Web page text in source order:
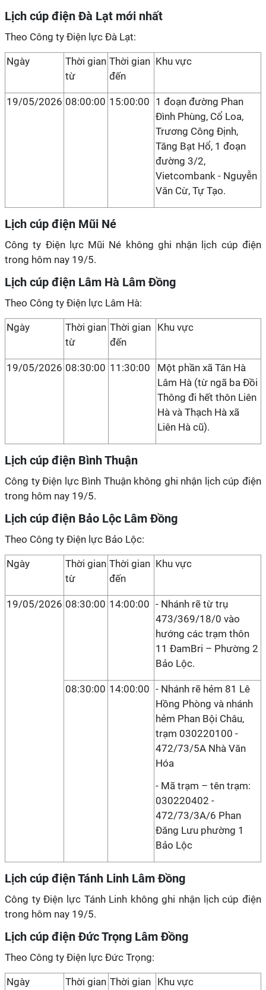
Lịch cúp điện Đà Lạt mới nhất
Theo Công ty Điện lực Đà Lạt:
Ngày
Thời gian
từ
Thời gian
đến
Khu vực
19/05/2026 08:00:00 15:00:00 1 đoạn đường Phan
Đình Phùng, Cổ Loa,
Trương Công Định,
Tăng Bạt Hổ, 1 đoạn
đường 3/2,
Vietcombank - Nguyễn
Văn Cừ, Tự Tạo.
Lịch cúp điện Mũi Né
Công ty Điện lực Mũi Né không ghi nhận lịch cúp điện
trong hôm nay 19/5.
Lịch cúp điện Lâm Hà Lâm Đồng
Theo Công ty Điện lực Lâm Hà:
Ngày
Thời gian
từ
Thời gian
đến
Khu vực
19/05/2026 08:30:00 11:30:00
Một phần xã Tân Hà
Lâm Hà (từ ngã ba Đồi
Thông đi hết thôn Liên
Hà và Thạch Hà xã
Liên Hà cũ).
Lịch cúp điện Bình Thuận
Công ty Điện lực Bình Thuận không ghi nhận lịch cúp điện
trong hôm nay 19/5.
Lịch cúp điện Bảo Lộc Lâm Đồng
Theo Công ty Điện lực Bảo Lộc:
Ngày
Thời gian
từ
Thời gian
đến
Khu vực
19/05/2026 08:30:00 14:00:00 - Nhánh rẽ từ trụ
473/369/18/0 vào
hướng các trạm thôn
11 ĐamBri – Phường 2
Bảo Lộc.
08:30:00 14:00:00 - Nhánh rẽ hẻm 81 Lê
Hồng Phòng và nhánh
hẻm Phan Bội Châu,
trạm 030220100 -
472/73/5A Nhà Văn
Hóa
- Mã trạm – tên trạm:
030220402 -
472/73/3A/6 Phan
Đăng Lưu phường 1
Bảo Lộc
Lịch cúp điện Tánh Linh Lâm Đồng
Công ty Điện lực Tánh Linh không ghi nhận lịch cúp điện
trong hôm nay 19/5.
Lịch cúp điện Đức Trọng Lâm Đồng
Theo Công ty Điện lực Đức Trọng:
Ngày
Thời gian Thời gian Khu vực